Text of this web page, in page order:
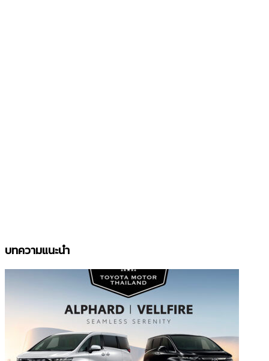
บทความแนะนำ